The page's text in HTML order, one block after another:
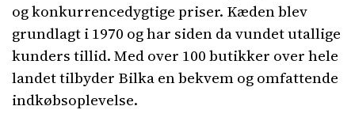
og konkurrencedygtige priser. Kæden blev
grundlagt i 1970 og har siden da vundet utallige
kunders tillid. Med over 100 butikker over hele
landet tilbyder Bilka en bekvem og omfattende
indkøbsoplevelse.